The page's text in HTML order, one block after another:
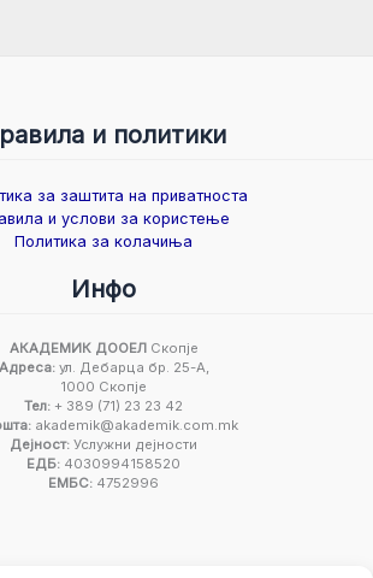
и политики
за заштита на приватноста
и услови за користење
Политика за колачиња
Инфо
АКАДЕМИК ДООЕЛСкопје
Адреса:ул. Дебарца бр. 25-А,
1000 Скопје
Тел: + 389 (71) 23 23 42
akademik@akademik.com.mk
Дејност: Услужни дејности
ЕДБ: 4030994158520
ЕМБС: 4752996